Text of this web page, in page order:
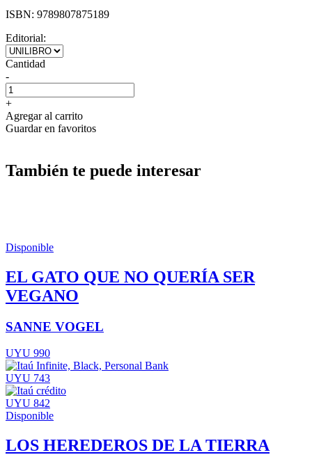
ISBN: 9789807875189
Editorial:
Cantidad
-
+
Agregar al carrito
Guardar en favoritos
También te puede interesar
Disponible
EL GATO QUE NO QUERÍA SER
VEGANO
SANNE VOGEL
UYU 990
UYU 743
UYU 842
Disponible
LOS HEREDEROS DE LA TIERRA